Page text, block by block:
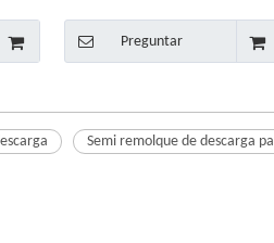
Preguntar
Semi remolque de descarga